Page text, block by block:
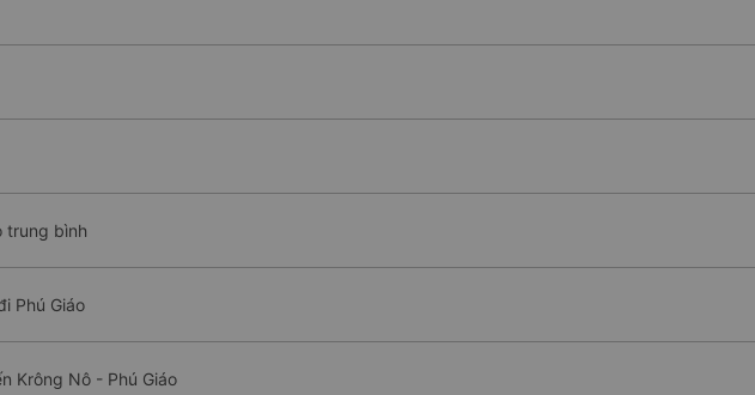
trung bình
Phú Giáo
Krông Nô - Phú Giáo